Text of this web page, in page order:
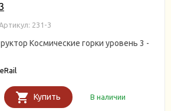
3
Артикул: 231-3
Космические горки уровень 3 -
Купить В наличии